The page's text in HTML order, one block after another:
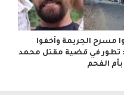
مسرح الجريمة وأخفوا
تطور في قضية مقتل محمد
الفحم